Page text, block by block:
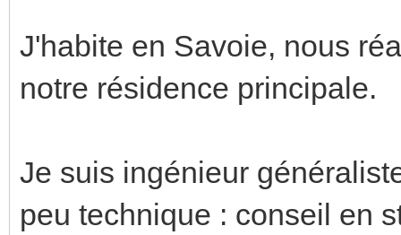
J'habite en Savoie, nous
notre résidence principale.
Je suis ingénieur
peu technique : conseil en